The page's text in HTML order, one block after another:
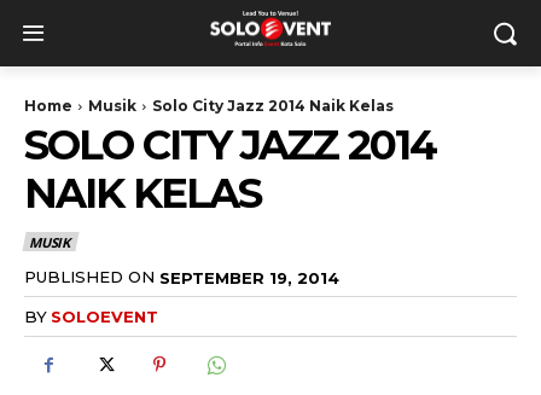
Home Musik Solo City Jazz 2014 Naik Kelas
SOLO CITY JAZZ 2014
NAIK KELAS
MUSIK
PUBLISHED ON SEPTEMBER 19, 2014
BY SOLOEVENT